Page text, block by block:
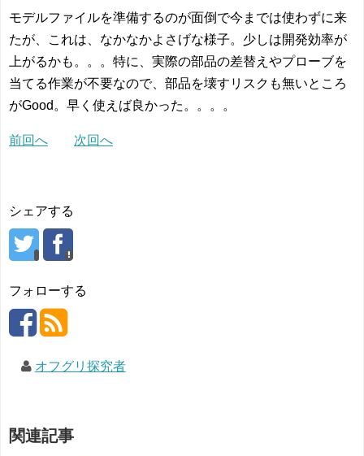
モデルファイルを準備するのが面倒で今までは使わずに来
たが、これは、なかなかよさげな様子。少しは開発効率が
上がるかも。。。特に、実際の部品の差替えやプローブを
当てる作業が不要なので、部品を壊すリスクも無いところ
がGood。早く使えば良かった。。。。
前回へ 次回へ
シェアする
フォローする
オフグリ探究者
関連記事